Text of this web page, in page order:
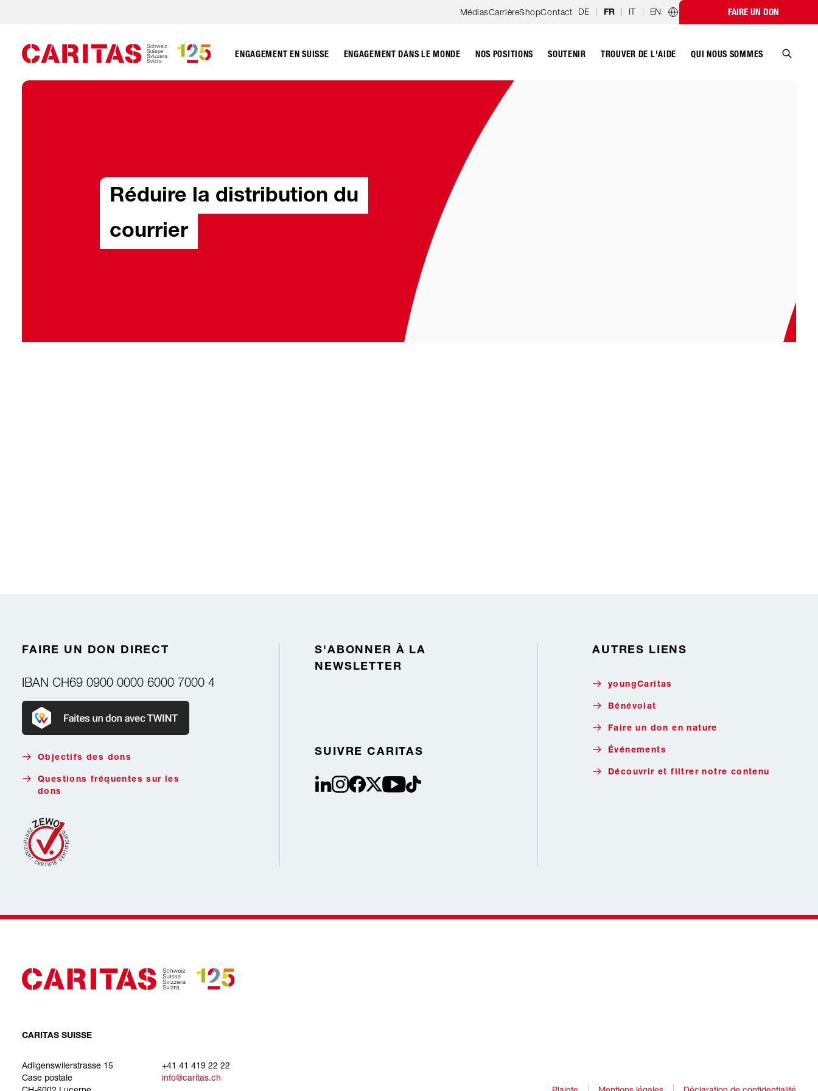
Aller au contenu
MédiasCarrièreShopContact DE | FR | IT | EN
Programmes par paysFAIRE UN DON
ENGAGEMENT EN SUISSE ENGAGEMENT DANS LE MONDE NOS POSITIONS SOUTENIR TROUVER DE L'AIDE QUI NOUS SOMMES
Réduire la distribution du
courrier
FAIRE UN DON DIRECT
IBAN CH69 0900 0000 6000 7000 4
Faire un don avec Twint
Objectifs des dons
Questions fréquentes sur les
dons
S'ABONNER À LA
NEWSLETTER
SUIVRE CARITAS
linkedininstagram
facebookTwitter / X
youtube
tiktok
AUTRES LIENS
youngCaritas
Bénévolat
Faire un don en nature
Événements
Découvrir et filtrer notre contenu
CARITAS SUISSE
Adligenswilerstrasse 15
Case postale
+41 41 419 22 22
info@caritas.ch